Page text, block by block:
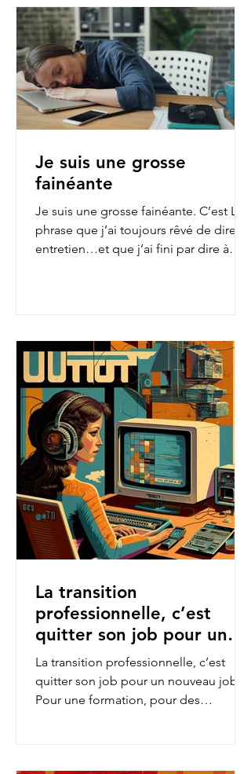
Je suis une grosse
fainéante
Je suis une grosse fainéante. C’est LA
phrase que j’ai toujours rêvé de dire en
entretien…et que j’ai fini par dire à
La transition
professionnelle, c’est
quitter son job pour un
nouveau job.
La transition professionnelle, c’est
quitter son job pour un nouveau job.
Pour une formation, pour des